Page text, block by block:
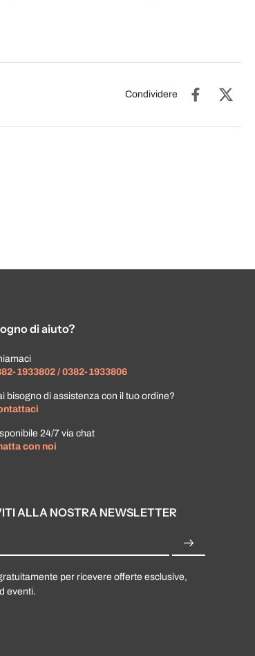
Condividere
di aiuto?
1933802 / 0382-1933806
bisogno di assistenza con il tuo ordine?
24/7 via chat
con noi
ALLA NOSTRA NEWSLETTER
per ricevere offerte esclusive,
eventi.